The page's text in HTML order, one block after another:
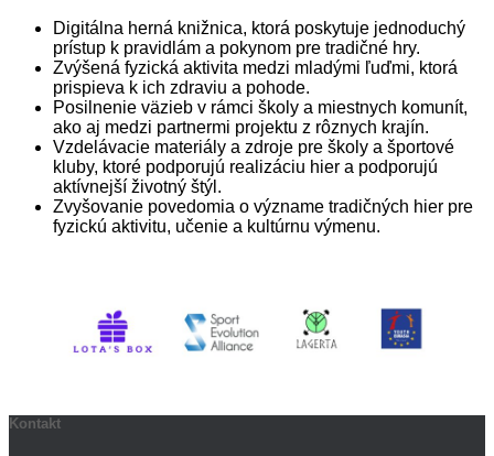
Digitálna herná knižnica, ktorá poskytuje jednoduchý
prístup k pravidlám a pokynom pre tradičné hry.
Zvýšená fyzická aktivita medzi mladými ľuďmi, ktorá
prispieva k ich zdraviu a pohode.
Posilnenie väzieb v rámci školy a miestnych komunít,
ako aj medzi partnermi projektu z rôznych krajín.
Vzdelávacie materiály a zdroje pre školy a športové
kluby, ktoré podporujú realizáciu hier a podporujú
aktívnejší životný štýl.
Zvyšovanie povedomia o význame tradičných hier pre
fyzickú aktivitu, učenie a kultúrnu výmenu.
Kontakt